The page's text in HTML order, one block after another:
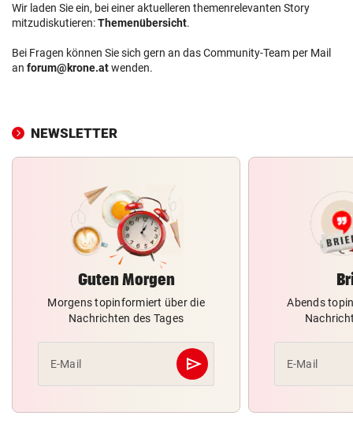
Wir laden Sie ein, bei einer aktuelleren themenrelevanten Story
mitzudiskutieren:Themenübersicht.
Bei Fragen können Sie sich gern an das Community-Team per Mail
an forum@krone.atwenden.
NEWSLETTER
Guten Morgen
Morgens topinformiert über die
Nachrichten des Tages
E-Mail send
Abschicken
Abends
E-Mail